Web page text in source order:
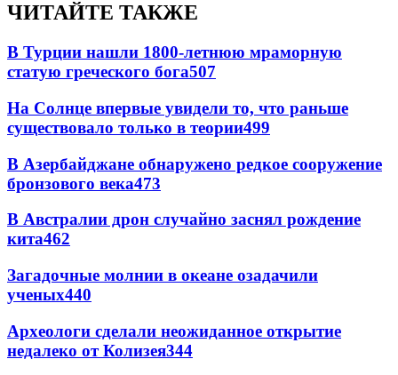
ЧИТАЙТЕ ТАКЖЕ
В Турции нашли 1800-летнюю мраморную
статую греческого бога507
На Солнце впервые увидели то, что раньше
существовало только в теории499
В Азербайджане обнаружено редкое сооружение
бронзового века473
В Австралии дрон случайно заснял рождение
кита462
Загадочные молнии в океане озадачили
ученых440
Археологи сделали неожиданное открытие
недалеко от Колизея344